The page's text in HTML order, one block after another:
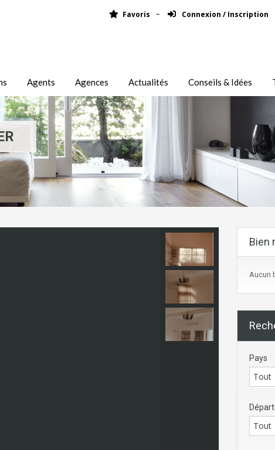
Favoris Connexion / Inscription
Agents Agences Actualités Conseils & Idées
Bien
Aucun
Pays
Tout
Tout